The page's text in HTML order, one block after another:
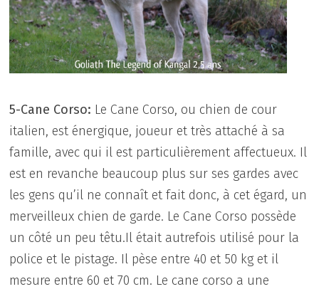
5-Cane Corso: Le Cane Corso, ou chien de cour
italien, est énergique, joueur et très attaché à sa
famille, avec qui il est particulièrement affectueux. Il
est en revanche beaucoup plus sur ses gardes avec
les gens qu’il ne connaît et fait donc, à cet égard, un
merveilleux chien de garde. Le Cane Corso possède
un côté un peu têtu.Il était autrefois utilisé pour la
police et le pistage. Il pèse entre 40 et 50 kg et il
mesure entre 60 et 70 cm. Le cane corso a une